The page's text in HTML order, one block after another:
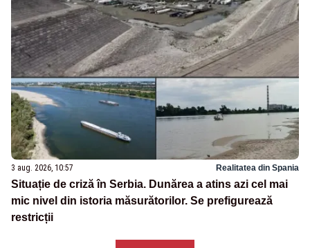
3 aug. 2026, 10:57 Realitatea din Spania
Situație de criză în Serbia. Dunărea a atins azi cel mai
mic nivel din istoria măsurătorilor. Se prefigurează
restricții